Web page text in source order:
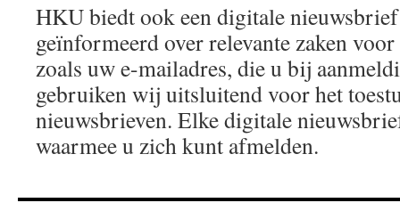
HKU biedt ook een digitale
geïnformeerd over relevante zaken
zoals uw e-mailadres, die u bij
gebruiken wij uitsluitend voor het
nieuwsbrieven. Elke digitale
waarmee u zich kunt afmelden.